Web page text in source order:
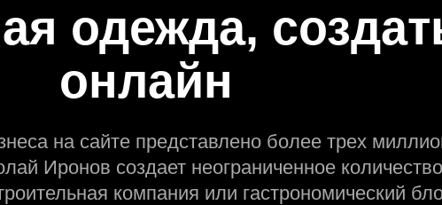
одежда,
онлайн
на сайте представлено более трех
Иронов создает неограниченное
компания или гастрономический